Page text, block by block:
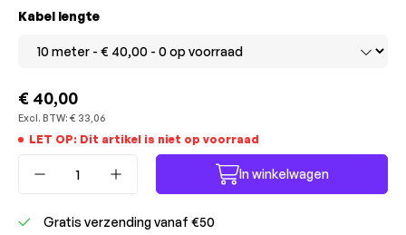
Selecteer
Kabel lengte
€ 40,00
Excl. BTW: € 33,06
LET OP: Dit artikel is niet op voorraad
Producthoeveelheid: Voer de
In winkelwagen
Gratis verzending vanaf €50